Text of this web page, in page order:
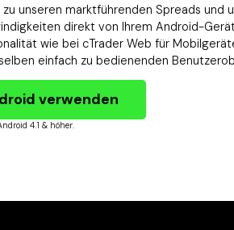
zu unseren marktführenden Spreads und
direkt von Ihrem Android-
wie bei cTrader Web für
einfach zu bedienenden
verwenden
4.1 & höher.